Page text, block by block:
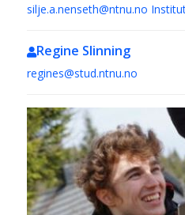
silje.a.nenseth@ntnu.no
Regine Slinning
regines@stud.ntnu.no